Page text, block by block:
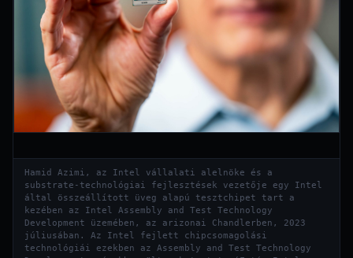
Hamid Azimi, az Intel vállalati alelnöke és a
substrate-technológiai fejlesztések vezetője egy Intel
által összeállított üveg alapú tesztchipet tart a
kezében az Intel Assembly and Test Technology
Development üzemében, az arizonai Chandlerben, 2023
júliusában. Az Intel fejlett chipcsomagolási
technológiái ezekben az Assembly and Test Technology